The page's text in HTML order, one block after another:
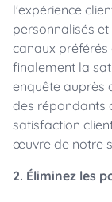
l'expérience
personnalisés
canaux préférés
finalement la
enquête auprès
des répondants
satisfaction
œuvre de notre
2. Éliminez les